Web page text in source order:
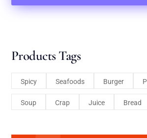
Products Tags
Spicy Seafoods Burger
Soup Crap Juice Bread